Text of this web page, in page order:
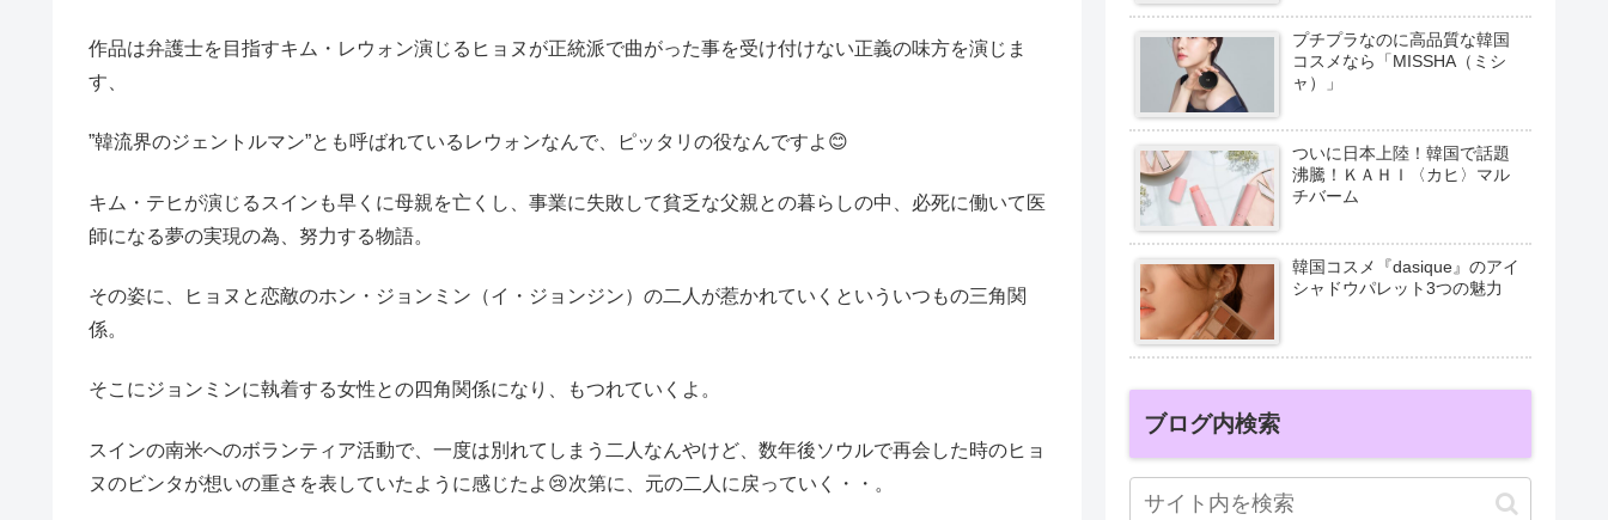
作品は弁護士を目指すキム・レウォン演じるヒョヌが正統派で曲がった事を受け付けない正義の味方を演じま
す、
”韓流界のジェントルマン”とも呼ばれているレウォンなんで、ピッタリの役なんですよ😊
キム・テヒが演じるスインも早くに母親を亡くし、事業に失敗して貧乏な父親との暮らしの中、必死に働いて医
師になる夢の実現の為、努力する物語。
その姿に、ヒョヌと恋敵のホン・ジョンミン（イ・ジョンジン）の二人が惹かれていくといういつもの三角関
係。
そこにジョンミンに執着する女性との四角関係になり、もつれていくよ。
スインの南米へのボランティア活動で、一度は別れてしまう二人なんやけど、数年後ソウルで再会した時のヒョ
ヌのビンタが想いの重さを表していたように感じたよ😢次第に、元の二人に戻っていく・・。
プチプラなのに高品質な韓国
コスメなら「MISSHA（ミシ
ャ）」
ついに日本上陸！韓国で話題
沸騰！ＫＡＨＩ〈カヒ〉マル
チバーム
韓国コスメ『dasique』のアイ
シャドウパレット3つの魅力
ブログ内検索